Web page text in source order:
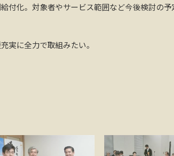
付化。対象者やサービス範囲など今後検討の予
実に全力で取組みたい。